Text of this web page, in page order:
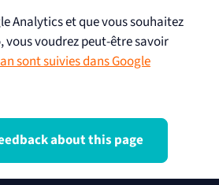
Analytics et que vous souhaitez
vous voudrez peut-être savoir
sont suivies dans Google
about this page